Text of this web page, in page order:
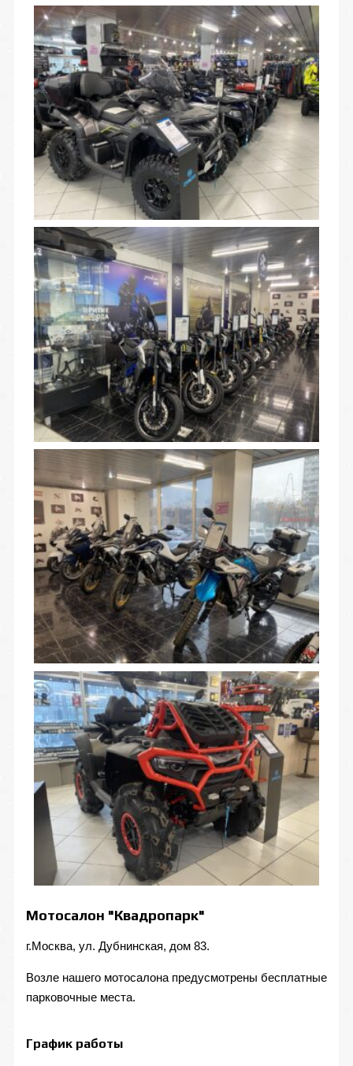
Мотосалон "Квадропарк"
г.Москва, ул. Дубнинская, дом 83.
Возле нашего мотосалона предусмотрены бесплатные
парковочные места.
График работы